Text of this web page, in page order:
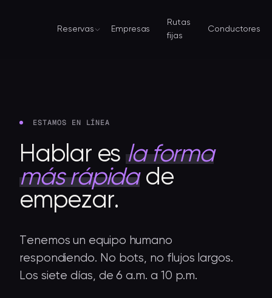
Reservas Empresas
Rutas
fijas
Conductores
ESTAMOS EN LÍNEA
Hablar es la forma
más rápida de
empezar.
Tenemos un equipo humano
respondiendo. No bots, no flujos largos.
Los siete días, de 6 a.m. a 10 p.m.